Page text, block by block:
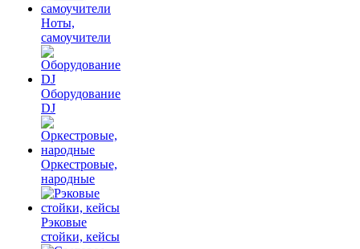
Ноты,
самоучители
Оборудование
DJ
Оркестровые,
народные
Рэковые
стойки, кейсы